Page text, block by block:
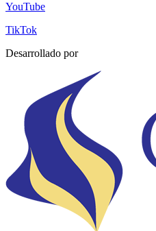
YouTube
TikTok
Desarrollado por